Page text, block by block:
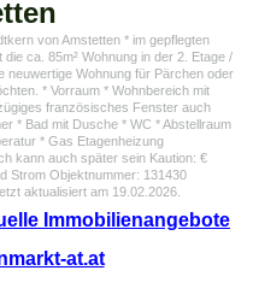
von Amstetten * im gepflegten
ca. 85m² Wohnung in der 2. Etage /
Wohnung für Pärchen oder
* Vorraum * Wohnbereich mit
französisches Fenster auch
* Bad mit Dusche * WC * Abstellraum
* Gas Etagenheizung
kann auch später sein Kaution: €
Strom Objektnummer: 131430
aktualisiert am 19.02.2026.
Immobilienangebote
at.at